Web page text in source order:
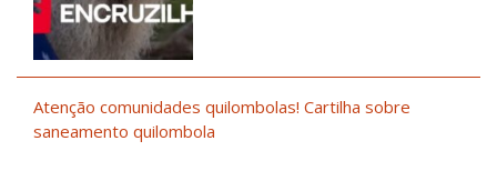
Atenção comunidades quilombolas! Cartilha sobre
saneamento quilombola